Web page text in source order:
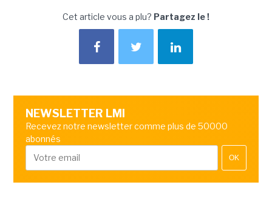
Cet article vous a plu? Partagez le !
NEWSLETTER LMI
Recevez notre newsletter comme plus de 50000
abonnés
OK